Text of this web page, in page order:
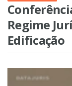
Regime
Edificação